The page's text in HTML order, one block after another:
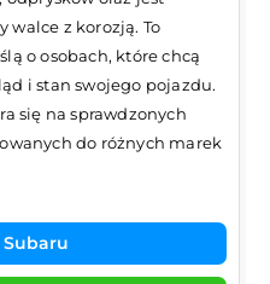
z korozją. To
o osobach, które chcą
i stan swojego pojazdu.
się na sprawdzonych
do różnych marek
Subaru